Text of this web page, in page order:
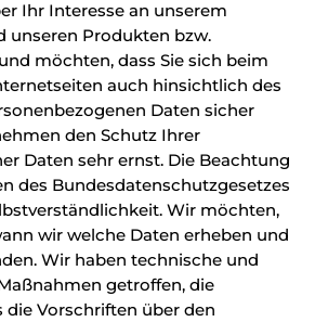
Ihr Interesse an unserem
unseren Produkten bzw.
möchten, dass Sie sich beim
auch hinsichtlich des
Daten sicher
den Schutz Ihrer
Daten sehr ernst. Die Beachtung
des Bundesdatenschutzgesetzes
Wir möchten,
wir welche Daten erheben und
Wir haben technische und
getroffen, die
die Vorschriften über den